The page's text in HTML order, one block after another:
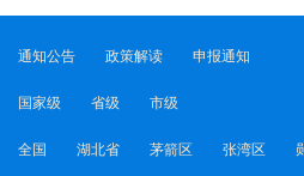
通知公告 政策解读 申报通知
国家级 省级 市级
全国 湖北省 茅箭区 张湾区